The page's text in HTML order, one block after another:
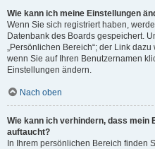
Wie kann ich meine Einstellungen
Wenn Sie sich registriert haben,
Datenbank des Boards gespeichert.
„Persönlichen Bereich“; der Link
wenn Sie auf Ihren Benutzernamen
Einstellungen ändern.
Nach oben
Wie kann ich verhindern, dass mein
auftaucht?
In Ihrem persönlichen Bereich finden